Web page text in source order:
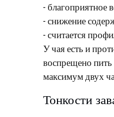
- благоприятное
- снижение
- считается
У чая есть и
воспрещено
максимум двух
Тонкости